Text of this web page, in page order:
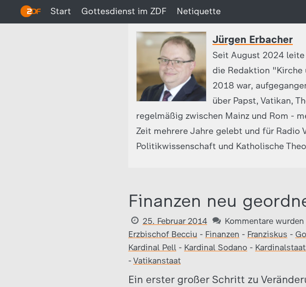
Start Gottesdienst im ZDF Netiquette
Jürgen Erbacher
Seit August 2024
die Redaktion "Kirche
2018 war,
über Papst, Vatikan,
regelmäßig zwischen Mainz und Rom -
Zeit mehrere Jahre gelebt und für
Politikwissenschaft und Katholische
Finanzen neu
25. Februar 2014 Kommentare
Erzbischof Becciu - Finanzen - Franziskus -
Kardinal Pell - Kardinal Sodano -
- Vatikanstaat
Ein erster großer Schritt zu